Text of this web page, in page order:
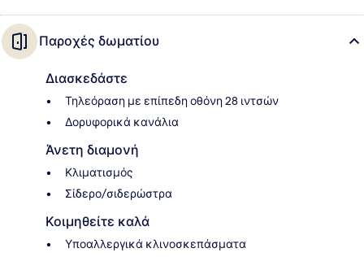
Παροχές δωματίου
Διασκεδάστε
Τηλεόραση με επίπεδη οθόνη 28 ιντσών
Δορυφορικά κανάλια
Άνετη διαμονή
Κλιματισμός
Σίδερο/σιδερώστρα
Κοιμηθείτε καλά
Υποαλλεργικά κλινοσκεπάσματα